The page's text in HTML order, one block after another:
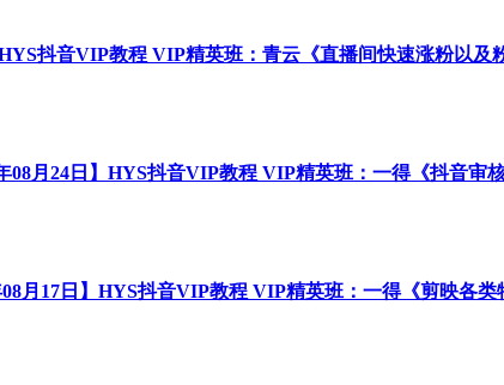
HYS抖音VIP教程 VIP精英班：青云《直播间快速涨粉以及
年08月24日】HYS抖音VIP教程 VIP精英班：一得《抖音审
08月17日】HYS抖音VIP教程 VIP精英班：一得《剪映各类